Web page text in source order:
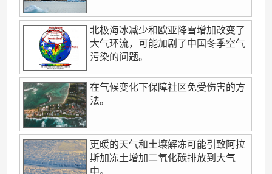
北极海冰减少和欧亚降雪增加改变了
大气环流，可能加剧了中国冬季空气
污染的问题。
在气候变化下保障社区免受伤害的方
法。
更暖的天气和土壤解冻可能引致阿拉
斯加冻土增加二氧化碳排放到大气
中。